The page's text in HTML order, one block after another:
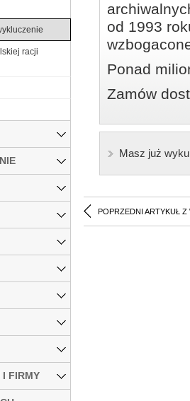
od 1993
Ponad
Zamów
Masz już
POPRZEDNI ARTYKUŁ Z
racji
I FIRMY